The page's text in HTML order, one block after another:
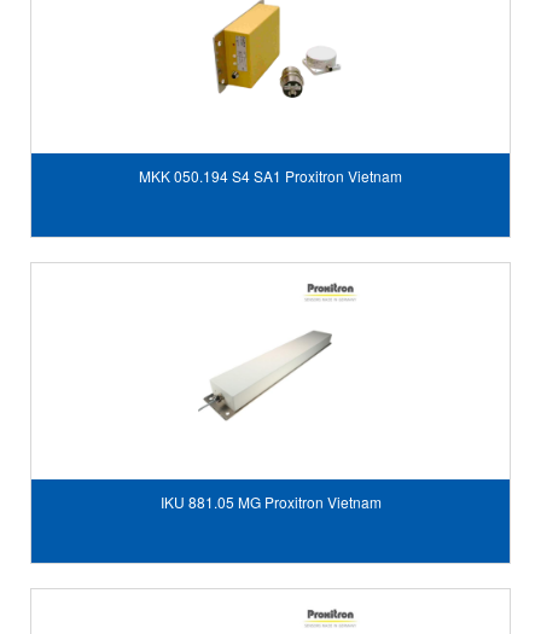
MKK 050.194 S4 SA1 Proxitron Vietnam
IKU 881.05 MG Proxitron Vietnam